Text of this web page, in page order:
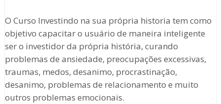
O Curso Investindo na sua própria historia tem como
objetivo capacitar o usuário de maneira inteligente
ser o investidor da própria história, curando
problemas de ansiedade, preocupações excessivas,
traumas, medos, desanimo, procrastinação,
desanimo, problemas de relacionamento e muito
outros problemas emocionais.